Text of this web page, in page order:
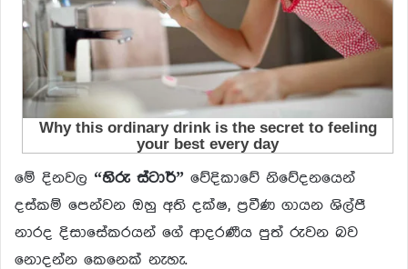
මේ දිනවල “හිරු ස්ටාර්” වේදිකාවේ නිවේදනයෙන්
දස්කම් පෙන්වන ඔහු අති දක්ෂ, ප්‍රවීණ ගායන ශිල්පී
නාරද දිසාසේකරයන් ගේ ආදරණීය පුත් රුවන බව
නොදන්න කෙනෙක් නැහැ.